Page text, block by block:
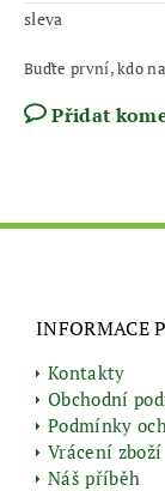
sleva
Buďte první, kdo
Přidat
INFORMACE
Kontakty
Obchodní
Podmínky
Vrácení zboží
Náš příběh